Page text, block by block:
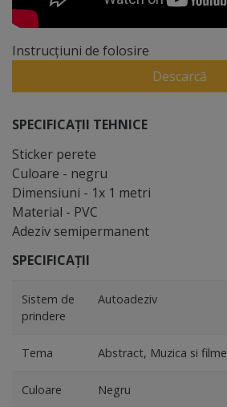
Instrucțiuni de folosire
Descarcă
SPECIFICAȚII TEHNICE
Sticker perete
Culoare - negru
Dimensiuni - 1x 1 metri
Material - PVC
Adeziv semipermanent
SPECIFICAȚII
Sistem de
prindere
Autoadeziv
Tema Abstract, Muzica si filme
Culoare Negru